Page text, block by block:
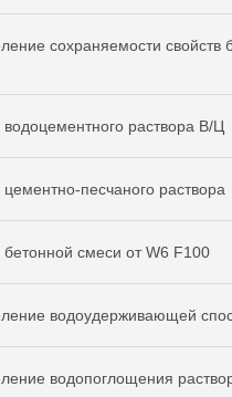
сохраняемости свойств
раствора В/Ц
песчаного раствора
смеси от W6 F100
водоудерживающей
водопоглощения
12